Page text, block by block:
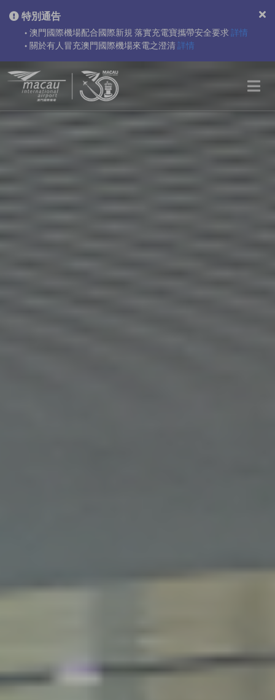
特別通告
● 澳門國際機場配合國際新規 落實充電寶攜帶安全要求詳情
● 關於有人冒充澳門國際機場來電之澄清詳情